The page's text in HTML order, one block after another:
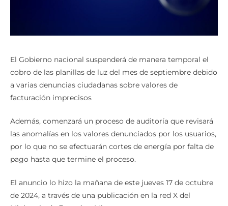
El Gobierno nacional suspenderá de manera temporal el
cobro de las planillas de luz del mes de septiembre debido
a varias denuncias ciudadanas sobre valores de
facturación imprecisos
Además, comenzará un proceso de auditoría que revisará
las anomalías en los valores denunciados por los usuarios,
por lo que no se efectuarán cortes de energía por falta de
pago hasta que termine el proceso.
El anuncio lo hizo la mañana de este jueves 17 de octubre
de 2024, a través de una publicación en la red X del